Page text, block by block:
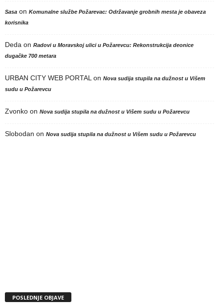
Sasa on Komunalne službe Požarevac: Održavanje grobnih mesta je obaveza
korisnika
Deda on Radovi u Moravskoj ulici u Požarevcu: Rekonstrukcija deonice
dugačke 700 metara
URBAN CITY WEB PORTALon Nova sudija stupila na dužnost u Višem
sudu u Požarevcu
Zvonko on Nova sudija stupila na dužnost u Višem sudu u Požarevcu
Slobodan on Nova sudija stupila na dužnost u Višem sudu u Požarevcu
POSLEDNJE OBJAVE